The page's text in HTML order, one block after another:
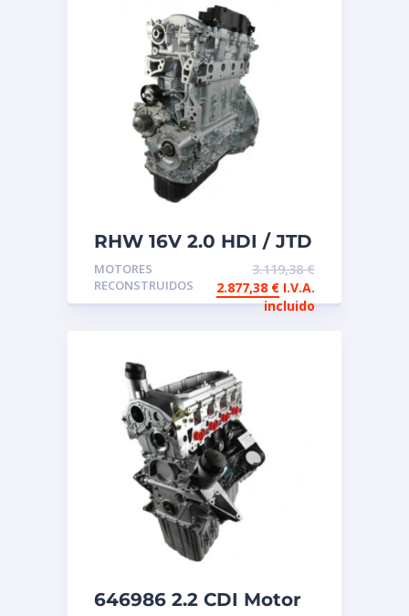
RHW 16V 2.0 HDI / JTD
Motor de intercambio
reconstruido
MOTORES
RECONSTRUIDOS
3.119,38€
2.877,38 € I.V.A.
incluido
646986 2.2 CDI Motor